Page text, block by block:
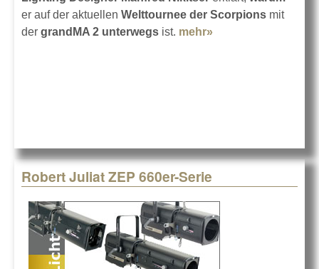
er auf der aktuellen Welttournee der Scorpions mit
der grandMA 2 unterwegs ist. mehr»
Robert Juliat ZEP 660er-Serie